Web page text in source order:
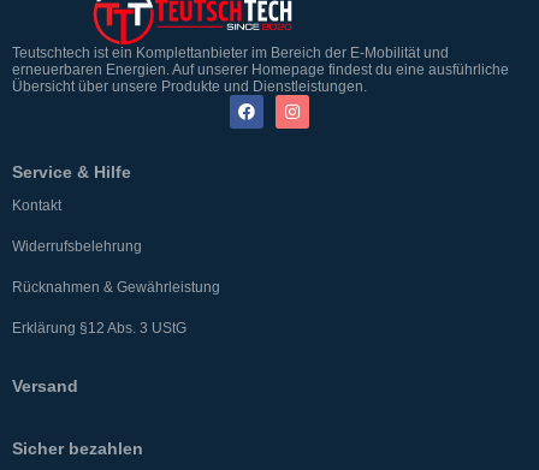
Teutschtech ist ein Komplettanbieter im Bereich der E-Mobilität und
erneuerbaren Energien. Auf unserer Homepage findest du eine ausführliche
Übersicht über unsere Produkte und Dienstleistungen.
Service & Hilfe
Kontakt
Widerrufsbelehrung
Rücknahmen & Gewährleistung
Erklärung §12 Abs. 3 UStG
Versand
Sicher bezahlen